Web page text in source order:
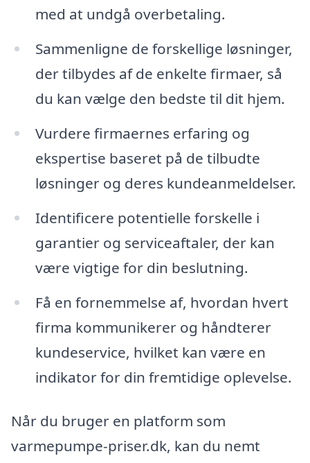
med at undgå overbetaling.
Sammenligne de forskellige løsninger,
der tilbydes af de enkelte firmaer, så
du kan vælge den bedste til dit hjem.
Vurdere firmaernes erfaring og
ekspertise baseret på de tilbudte
løsninger og deres kundeanmeldelser.
Identificere potentielle forskelle i
garantier og serviceaftaler, der kan
være vigtige for din beslutning.
Få en fornemmelse af, hvordan hvert
firma kommunikerer og håndterer
kundeservice, hvilket kan være en
indikator for din fremtidige oplevelse.
Når du bruger en platform som
varmepumpe-priser.dk, kan du nemt